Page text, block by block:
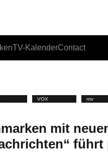
TV-KalenderContact
VOX ntv
mit